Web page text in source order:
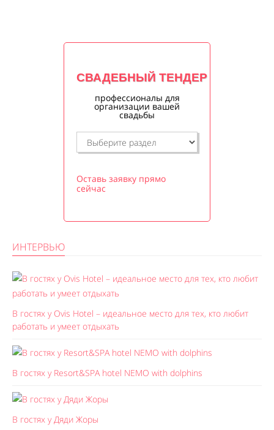
СВАДЕБНЫЙ ТЕНДЕР
профессионалы для
организации вашей
свадьбы
Оставь заявку прямо
сейчас
ИНТЕРВЬЮ
В гостях у Ovis Hotel – идеальное место для тех, кто любит
работать и умеет отдыхать
В гостях у Resort&SPA hotel NEMO with dolphins
В гостях у Дяди Жоры